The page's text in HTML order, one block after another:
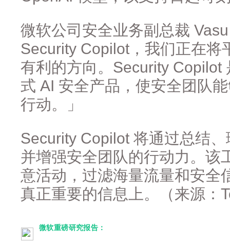
微软公司安全业务副总裁
Security Copilot，我们正在将
有利的方向。Security Copilot
式 AI 安全产品，使安全团队
行动。」
Security Copilot 将通过总结
并增强安全团队的行动力。该
意活动，过滤海量流量和安全
真正重要的信息上。（来源：
微软重磅研究报告：